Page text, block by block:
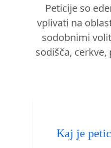
Peticije so
vplivati na
sodobnimi
sodišča,
Kaj je